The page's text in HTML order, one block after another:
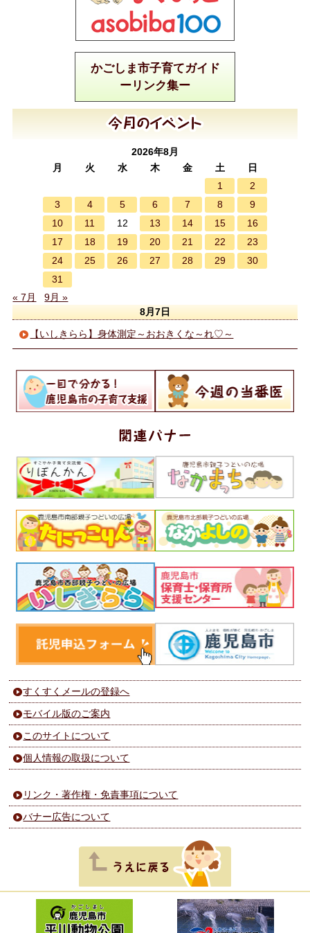
かごしま市子育てガイド
ーリンク集ー
2026年8月
月
火 水 木 金 土
日
1
2
3
4 5 6 7 8
9
10
11 12 13 14 15
16
17
18 19 20 21 22
23
24
25 26 27 28 29
30
31
« 7月
9月 »
8月7日
【いしきらら】身体測定～おおきくな～れ♡～
すくすくメールの登録へ
モバイル版のご案内
このサイトについて
個人情報の取扱について
リンク・著作権・免責事項について
バナー広告について